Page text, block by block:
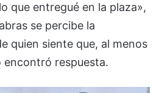
que entregué en la plaza»,
se percibe la
quien siente que, al menos
encontró respuesta.